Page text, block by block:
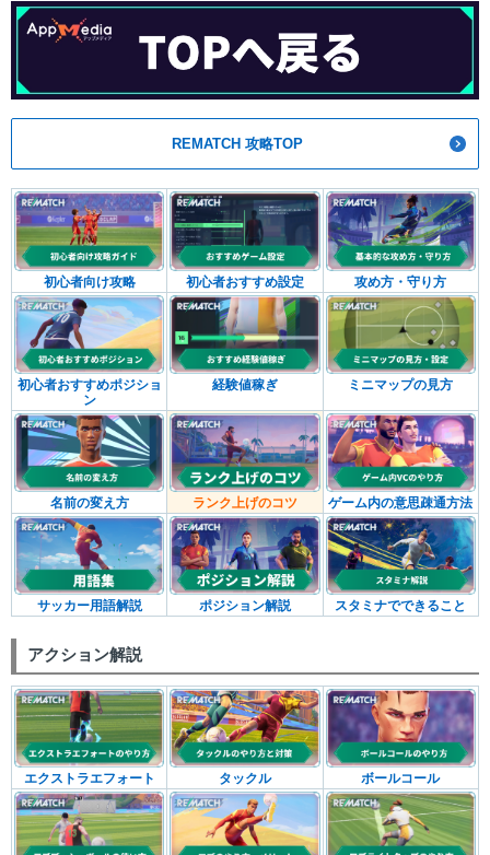
REMATCH 攻略TOP
初心者向け攻略 初心者おすすめ設定 攻め方・守り方
初心者おすすめポジショ
ン
経験値稼ぎ ミニマップの見方
名前の変え方 ランク上げのコツ ゲーム内の意思疎通方法
サッカー用語解説 ポジション解説 スタミナでできること
アクション解説
エクストラエフォート タックル ボールコール